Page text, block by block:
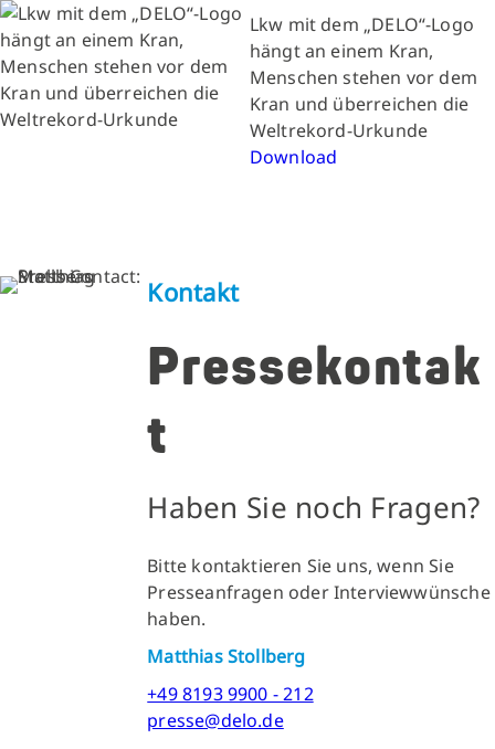
Lkw mit dem „DELO“-Logo
hängt an einem Kran,
Menschen stehen vor dem
Kran und überreichen die
Weltrekord-Urkunde
Download
Kontakt
Pressekontak
t
Haben Sie noch Fragen?
Bitte kontaktieren Sie uns, wenn Sie
Presseanfragen oder Interviewwünsche
haben.
Matthias Stollberg
+49 8193 9900 - 212
presse@delo.de